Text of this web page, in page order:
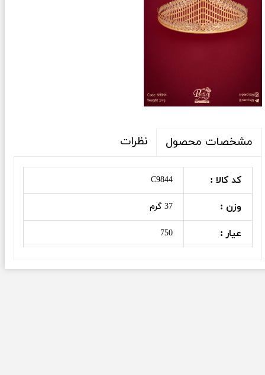
مشخصات محصول نظرات
کد کالا : C9844
وزن : 37 گرم
عیار : 750